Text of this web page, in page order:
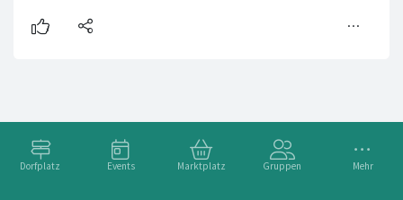
Dorfplatz Events Marktplatz Gruppen Mehr